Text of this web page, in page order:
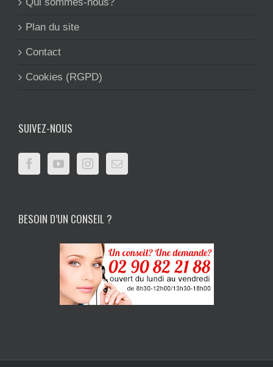
Plan du site
Contact
Cookies (RGPD)
SUIVEZ-NOUS
BESOIN D’UN CONSEIL ?